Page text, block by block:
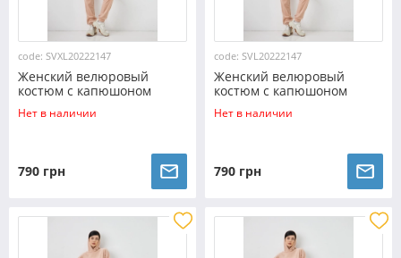
code: SVXL20222147
Женский велюровый
костюм с капюшоном
(Размер XL) бежевый
№20222147
Нет в наличии
790 грн
code: SVL20222147
Женский велюровый
костюм с капюшоном
(Размер L) бежевый
№20222147
Нет в наличии
790 грн